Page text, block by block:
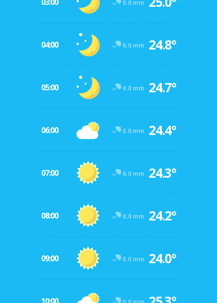
0.0 mm
04:00 0.0 mm 24.8º
05:00 0.0 mm 24.7º
06:00 0.0 mm 24.4º
07:00 0.0 mm 24.3º
08:00 0.0 mm 24.2º
09:00 0.0 mm 24.0º
10:00